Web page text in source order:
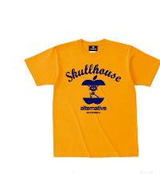
コットン SHT-04WH altss